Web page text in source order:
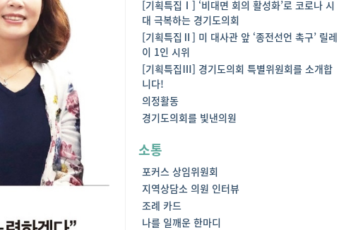
[기획특집Ⅰ] ‘비대면 회의 활성화’로 코로나 시
대 극복하는 경기도의회
[기획특집Ⅱ] 미 대사관 앞 ‘종전선언 촉구’ 릴레
이 1인 시위
[기획특집Ⅲ] 경기도의회 특별위원회를 소개합
니다!
의정활동
경기도의회를 빛낸의원
소통
포커스 상임위원회
지역상담소 의원 인터뷰
조례 카드
나를 일깨운 한마디